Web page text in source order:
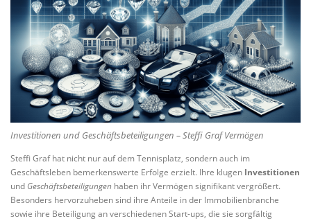
Investitionen und Geschäftsbeteiligungen – Steffi Graf Vermögen
Steffi Graf hat nicht nur auf dem Tennisplatz, sondern auch im
Geschäftsleben bemerkenswerte Erfolge erzielt. Ihre klugen Investitionen
und Geschäftsbeteiligungen haben ihr Vermögen signifikant vergrößert.
Besonders hervorzuheben sind ihre Anteile in der Immobilienbranche
sowie ihre Beteiligung an verschiedenen Start-ups, die sie sorgfältig